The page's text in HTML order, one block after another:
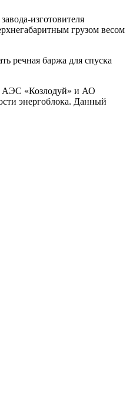
изготовителя
грузом весом
речная баржа для спуска
АЭС «Козлодуй» и АО
энергоблока. Данный